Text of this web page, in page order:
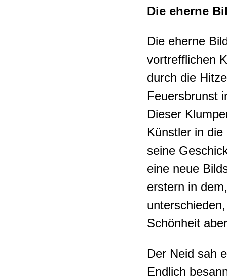
Die eherne
Die eherne
vortrefflichen
durch die
Feuersbrunst
Dieser
Künstler in
seine
eine neue
erstern in
Schönheit
Der Neid sah
Endlich